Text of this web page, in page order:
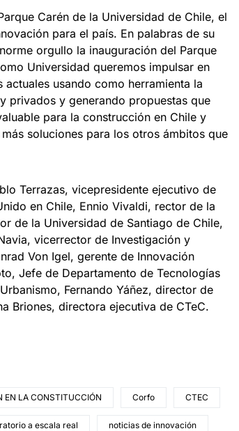
Carén de la Universidad de Chile, el
para el país. En palabras de su
orgullo la inauguración del Parque
Universidad queremos impulsar en
usando como herramienta la
privados y generando propuestas que
para la construcción en Chile y
soluciones para los otros ámbitos que
Terrazas, vicepresidente ejecutivo de
en Chile, Ennio Vivaldi, rector de la
de la Universidad de Santiago de Chile,
vicerrector de Investigación y
Von Igel, gerente de Innovación
Jefe de Departamento de Tecnologías
Fernando Yáñez, director de
Briones, directora ejecutiva de CTeC.
EN LA CONSTITUCCIÓN Corfo CTEC
a escala real noticias de innovación